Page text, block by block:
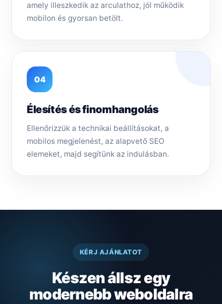
amely illeszkedik az arculathoz, jól működik
mobilon és gyorsan betölt.
04
Élesítés és finomhangolás
Ellenőrizzük a technikai beállításokat, a
mobilos megjelenést, az alapvető SEO
elemeket, majd segítünk az indulásban.
KÉRJ AJÁNLATOT
Készen állsz egy
modernebb weboldalra